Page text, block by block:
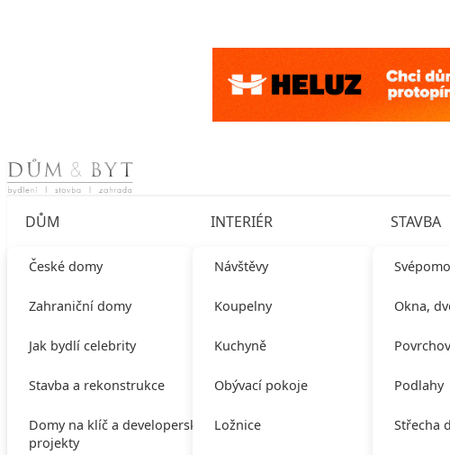
Skip to content
DŮM
České domy
Zahraniční domy
Jak bydlí celebrity
Stavba a rekonstrukce
Domy na klíč a developerské
projekty
INTERIÉR
Návštěvy
Koupelny
Kuchyně
Obývací pokoje
Ložnice
STAVBA
Okna,
Podlahy
Střecha